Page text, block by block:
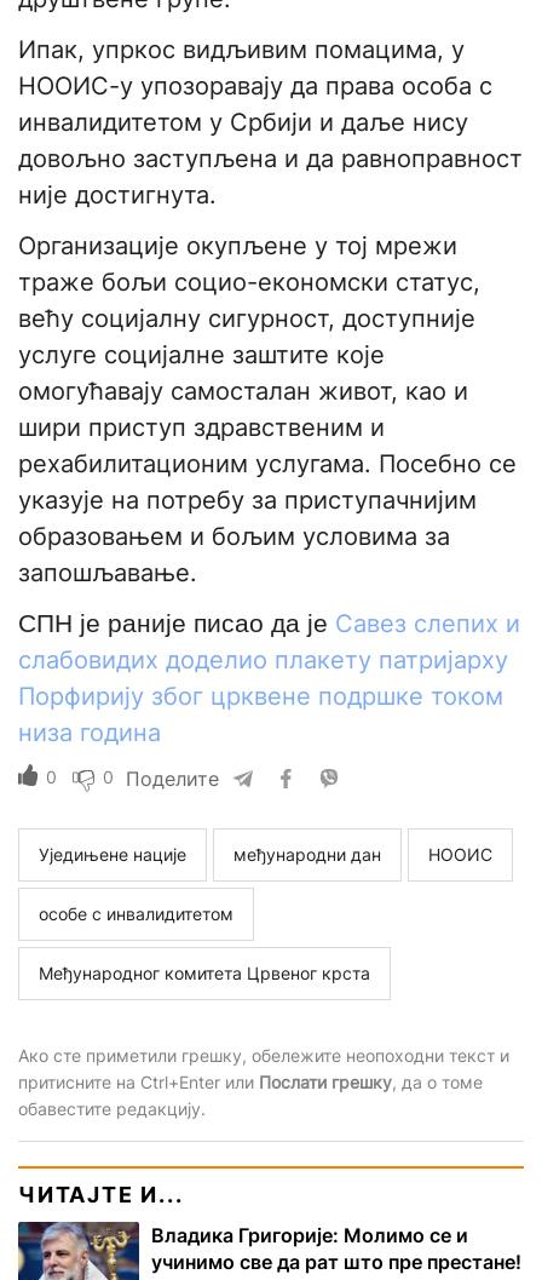
Ипак, упркос видљивим помацима, у
НООИС-у упозоравају да права особа с
инвалидитетом у Србији и даље нису
довољно заступљена и да равноправност
није достигнута.
Организације окупљене у тој мрежи
траже бољи социо-економски статус,
већу социјалну сигурност, доступније
услуге социјалне заштите које
омогућавају самосталан живот, као и
шири приступ здравственим и
рехабилитационим услугама. Посебно се
указује на потребу за приступачнијим
образовањем и бољим условима за
запошљавање.
СПН је раније писао да је Савез слепих и
слабовидих доделио плакету патријарху
Порфирију због црквене подршке током
низа година
0 0 Поделите
Уједињене нације међународни дан НООИС
особе с инвалидитетом
Међународног комитета Црвеног крста
Ако сте приметили грешку, обележите неопоходни текст и
притисните на Ctrl+Enter или Послати грешку, да о томе
обавестите редакцију.
ЧИТАЈТЕ И...
Владика Григорије: Молимо се и
учинимо све да рат што пре престане!